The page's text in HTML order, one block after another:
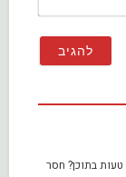
בתוכן? חסר